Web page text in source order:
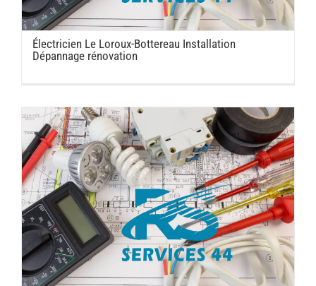
Électricien Le Loroux-Bottereau Installation
Dépannage rénovation